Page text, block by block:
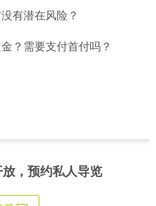
有潜在风险？
？需要支付首付吗？
，预约私人导览